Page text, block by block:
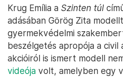
Krug Emília a Szinten túl
adásában Görög Zita
gyermekvédelmi
beszélgetés apropója a
akcióiról is ismert modell
videója volt, amelyben egy